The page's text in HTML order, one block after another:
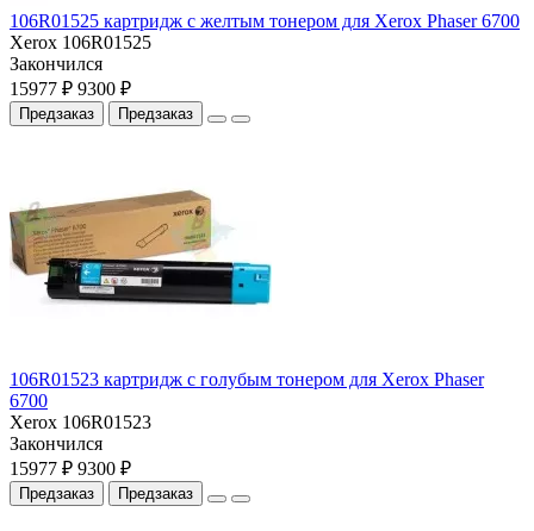
106R01525 картридж с желтым тонером для Xerox Phaser 6700
Xerox 106R01525
Закончился
15977 ₽ 9300 ₽
Предзаказ Предзаказ
106R01523 картридж с голубым тонером для Xerox Phaser
6700
Xerox 106R01523
Закончился
15977 ₽ 9300 ₽
Предзаказ Предзаказ